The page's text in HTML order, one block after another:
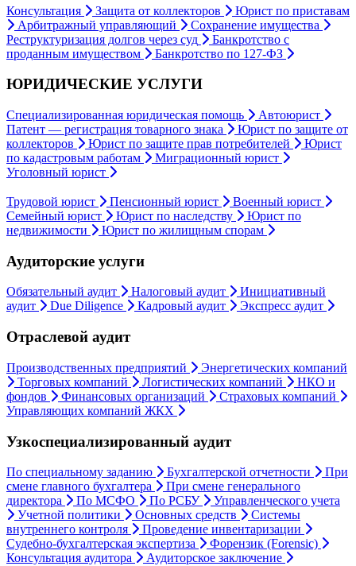
Консультация Защита от коллекторов
Юрист по приставам
Арбитражный управляющий
Сохранение имущества
Реструктуризация долгов через суд
Банкротство с
проданным имуществом
Банкротство по 127-ФЗ
ЮРИДИЧЕСКИЕ УСЛУГИ
Специализированная юридическая помощь
Автоюрист
Патент — регистрация товарного знака
Юрист по защите от
коллекторов
Юрист по защите прав потребителей
Юрист
по кадастровым работам
Миграционный юрист
Уголовный юрист
Трудовой юрист Пенсионный юрист
Военный юрист
Семейный юрист
Юрист по наследству
Юрист по
недвижимости
Юрист по жилищным спорам
Аудиторские услуги
Обязательный аудит Налоговый аудит
Инициативный
аудит
Due Diligence Кадровый аудит Экспресс аудит
Отраслевой аудит
Производственных предприятий
Энергетических компаний
Торговых компаний
Логистических компаний
НКО и
фондов
Финансовых организаций
Страховых компаний
Управляющих компаний ЖКХ
Узкоспециализированный аудит
По специальному заданию Бухгалтерской отчетности
При
смене главного бухгалтера
При смене генерального
директора
По МСФО По РСБУ
Управленческого учета
Учетной политики
Основных средств
Системы
внутреннего контроля
Проведение инвентаризации
Судебно-бухгалтерская экспертиза
Форензик (Forensic)
Консультация аудитора
Аудиторское заключение